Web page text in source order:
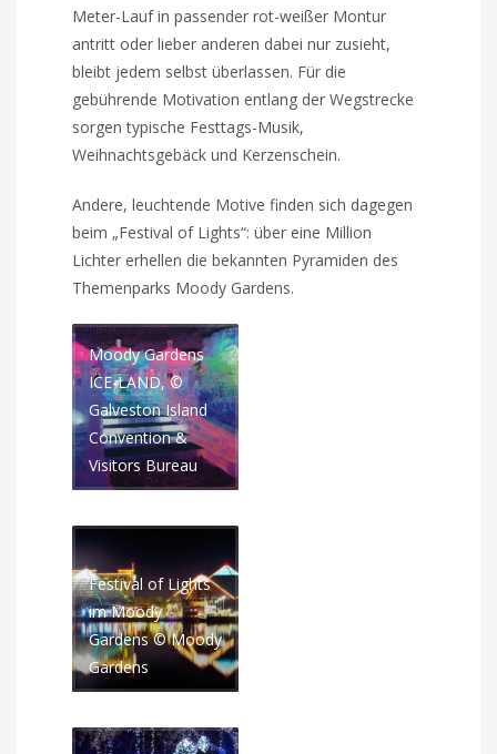
Meter-Lauf in passender rot-weißer Montur
antritt oder lieber anderen dabei nur zusieht,
bleibt jedem selbst überlassen. Für die
gebührende Motivation entlang der Wegstrecke
sorgen typische Festtags-Musik,
Weihnachtsgebäck und Kerzenschein.
Andere, leuchtende Motive finden sich dagegen
beim „Festival of Lights“: über eine Million
Lichter erhellen die bekannten Pyramiden des
Themenparks Moody Gardens.
Moody Gardens
ICE-LAND, ©
Galveston Island
Convention &
Visitors Bureau
Festival of Lights
im Moody
Gardens © Moody
Gardens